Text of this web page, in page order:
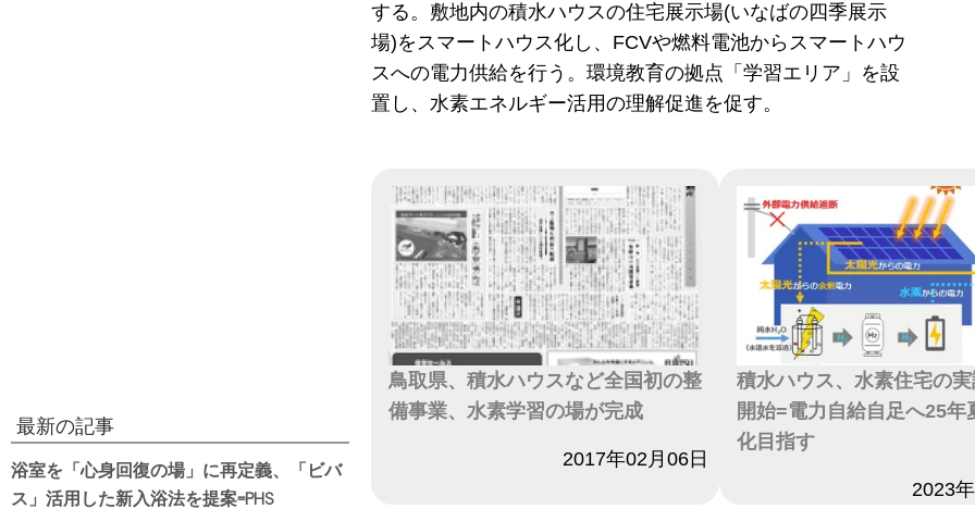
する。敷地内の積水ハウスの住宅展示場(いなばの四季展示
場)をスマートハウス化し、FCVや燃料電池からスマートハウ
スへの電力供給を行う。環境教育の拠点「学習エリア」を設
置し、水素エネルギー活用の理解促進を促す。
鳥取県、積水ハウスなど全国初の整
備事業、水素学習の場が完成
2017年02月06日
積水ハウス、水素住宅の
開始=電力自給自足へ25年
化目指す
2023
最新の記事
浴室を「心身回復の場」に再定義、「ビバ
ス」活用した新入浴法を提案=PHS